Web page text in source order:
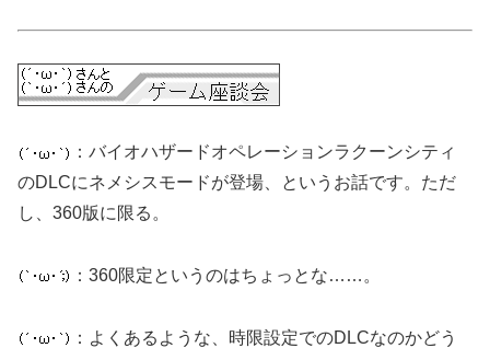
：バイオハザードオペレーションラクーンシティ
のDLCにネメシスモードが登場、というお話です。ただ
し、360版に限る。
：360限定というのはちょっとな……。
：よくあるような、時限設定でのDLCなのかどう